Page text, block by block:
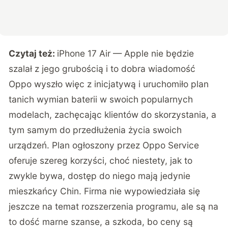
Czytaj też: iPhone 17 Air — Apple nie będzie
szalał z jego grubością i to dobra wiadomość
Oppo wyszło więc z inicjatywą i uruchomiło plan
tanich wymian baterii w swoich popularnych
modelach, zachęcając klientów do skorzystania, a
tym samym do przedłużenia życia swoich
urządzeń. Plan ogłoszony przez Oppo Service
oferuje szereg korzyści, choć niestety, jak to
zwykle bywa, dostęp do niego mają jedynie
mieszkańcy Chin. Firma nie wypowiedziała się
jeszcze na temat rozszerzenia programu, ale są na
to dość marne szanse, a szkoda, bo ceny są